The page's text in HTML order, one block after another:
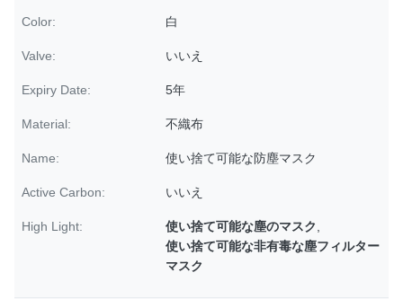
Color: 白
Valve: いいえ
Expiry Date: 5年
Material: 不織布
Name: 使い捨て可能な防塵マスク
Active Carbon: いいえ
High Light: 使い捨て可能な塵のマスク
使い捨て可能な非有毒な塵フィルター
マスク